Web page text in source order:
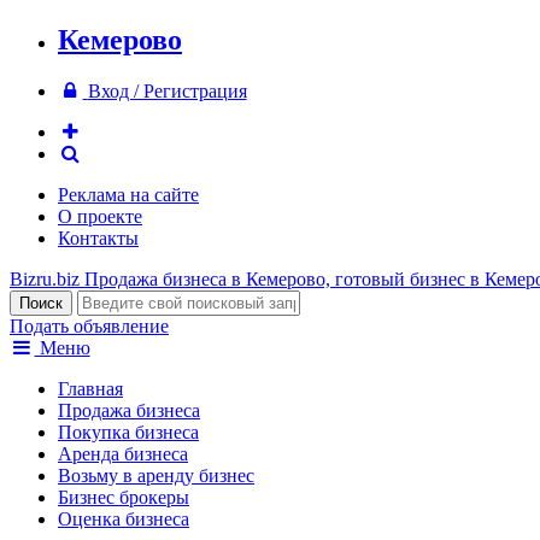
Кемерово
Вход / Регистрация
Реклама на сайте
О проекте
Контакты
Bizru.biz Продажа бизнеса в Кемерово, готовый бизнес в
Подать объявление
Меню
Главная
Продажа бизнеса
Покупка бизнеса
Аренда бизнеса
Возьму в аренду бизнес
Бизнес брокеры
Оценка бизнеса